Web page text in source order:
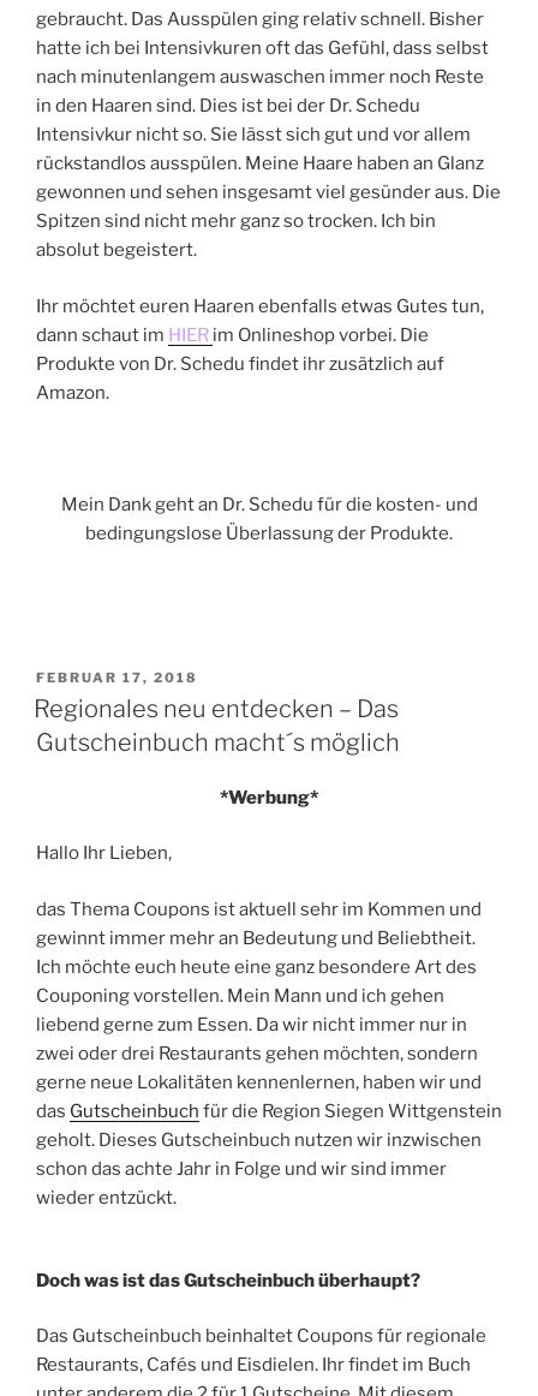
gebraucht. Das Ausspülen ging relativ schnell. Bisher
hatte ich bei Intensivkuren oft das Gefühl, dass selbst
nach minutenlangem auswaschen immer noch Reste
in den Haaren sind. Dies ist bei der Dr. Schedu
Intensivkur nicht so. Sie lässt sich gut und vor allem
rückstandlos ausspülen. Meine Haare haben an Glanz
gewonnen und sehen insgesamt viel gesünder aus. Die
Spitzen sind nicht mehr ganz so trocken. Ich bin
absolut begeistert.
Ihr möchtet euren Haaren ebenfalls etwas Gutes tun,
dann schaut im HIER im Onlineshop vorbei. Die
Produkte von Dr. Schedu findet ihr zusätzlich auf
Amazon.
Mein Dank geht an Dr. Schedu für die kosten- und
bedingungslose Überlassung der Produkte.
VERÖFFENTLICHT
AM
FEBRUAR 17, 2018
Regionales neu entdecken – Das
Gutscheinbuch macht´s möglich
*Werbung*
Hallo Ihr Lieben,
das Thema Coupons ist aktuell sehr im Kommen und
gewinnt immer mehr an Bedeutung und Beliebtheit.
Ich möchte euch heute eine ganz besondere Art des
Couponing vorstellen. Mein Mann und ich gehen
liebend gerne zum Essen. Da wir nicht immer nur in
zwei oder drei Restaurants gehen möchten, sondern
gerne neue Lokalitäten kennenlernen, haben wir und
das Gutscheinbuch für die Region Siegen Wittgenstein
geholt. Dieses Gutscheinbuch nutzen wir inzwischen
schon das achte Jahr in Folge und wir sind immer
wieder entzückt.
Doch was ist das Gutscheinbuch überhaupt?
Das Gutscheinbuch beinhaltet Coupons für regionale
Restaurants, Cafés und Eisdielen. Ihr findet im Buch